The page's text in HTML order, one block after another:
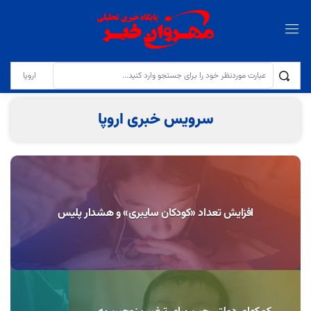
تولایی: کیفیت نان و مقابله با کم‌فروشی در نانوایی‌ها با جدیت دنبال می‌شود
سرویس خبری اروپا
افزایش تعداد «کودکان سایبری» و هشدار پلیس